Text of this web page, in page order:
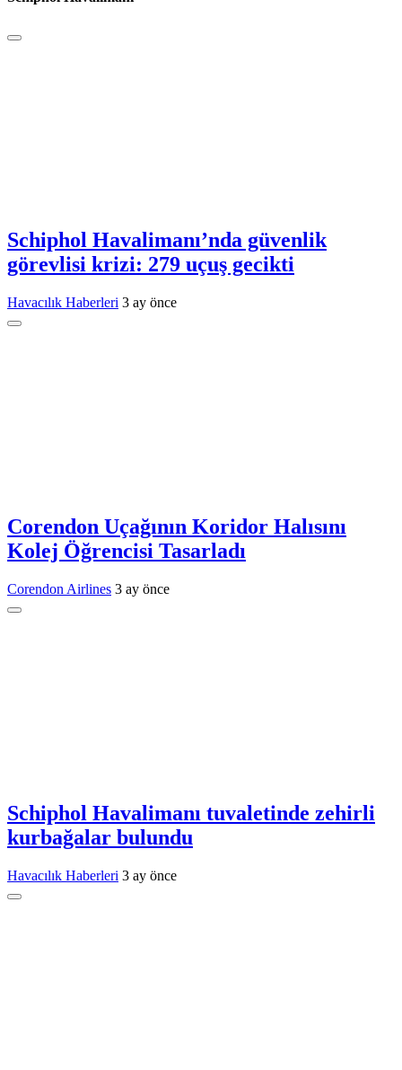
Schiphol Havalimanı’nda güvenlik
görevlisi krizi: 279 uçuş gecikti
Havacılık Haberleri 3 ay önce
Corendon Uçağının Koridor Halısını
Kolej Öğrencisi Tasarladı
Corendon Airlines 3 ay önce
Schiphol Havalimanı tuvaletinde zehirli
kurbağalar bulundu
Havacılık Haberleri 3 ay önce